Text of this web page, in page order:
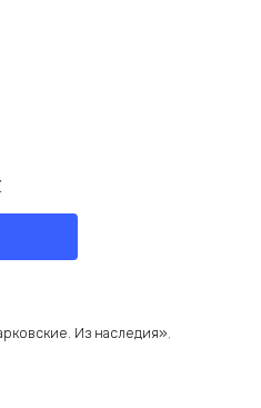
Из наследия»,